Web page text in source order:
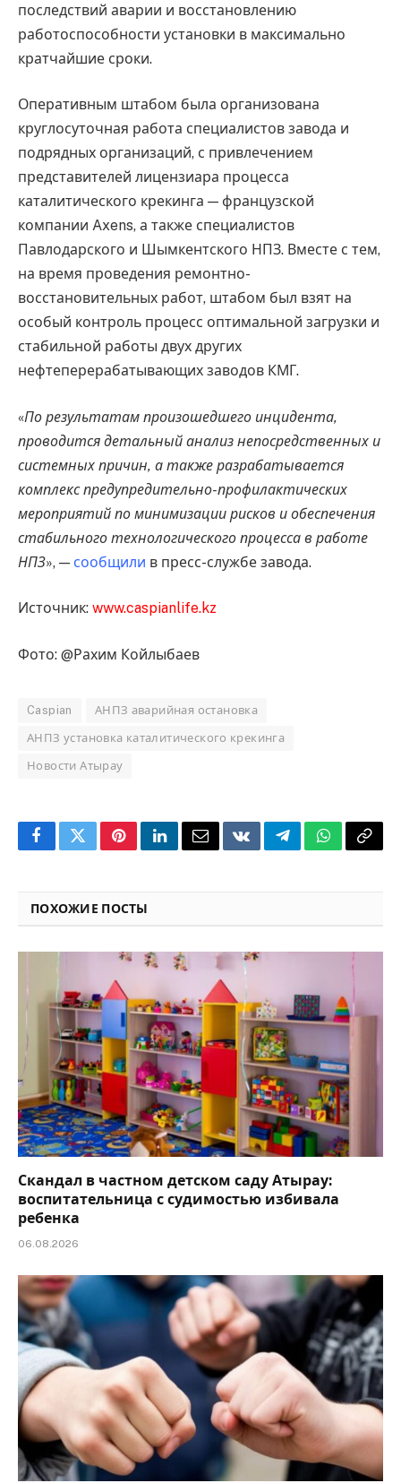
последствий аварии и восстановлению
работоспособности установки в максимально
кратчайшие сроки.
Оперативным штабом была организована
круглосуточная работа специалистов завода и
подрядных организаций, с привлечением
представителей лицензиара процесса
каталитического крекинга — французской
компании Axens, а также специалистов
Павлодарского и Шымкентского НПЗ. Вместе с тем,
на время проведения ремонтно-
восстановительных работ, штабом был взят на
особый контроль процесс оптимальной загрузки и
стабильной работы двух других
нефтеперерабатывающих заводов КМГ.
«По результатам произошедшего инцидента,
проводится детальный анализ непосредственных и
системных причин, а также разрабатывается
комплекс предупредительно-профилактических
мероприятий по минимизации рисков и обеспечения
стабильного технологического процесса в работе
НПЗ», — сообщили в пресс-службе завода.
Источник: www.caspianlife.kz
Фото: @Рахим Койлыбаев
Caspian АНПЗ аварийная остановка
АНПЗ установка каталитического крекинга
Новости Атырау
FacebookTwitterPinterestLinkedInEmailVKontakteTelegramWhatsApp
Copy
ПОХОЖИЕ ПОСТЫ
Скандал в частном детском саду Атырау:
воспитательница с судимостью избивала
ребенка
06.08.2026